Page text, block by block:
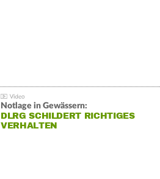
Notlage in Gewässern:
DLRG SCHILDERT RICHTIGES
VERHALTEN